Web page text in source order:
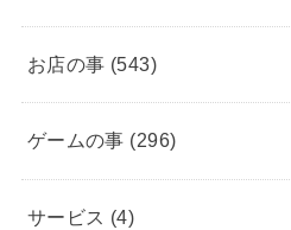
お店の事 (543)
ゲームの事 (296)
サービス (4)